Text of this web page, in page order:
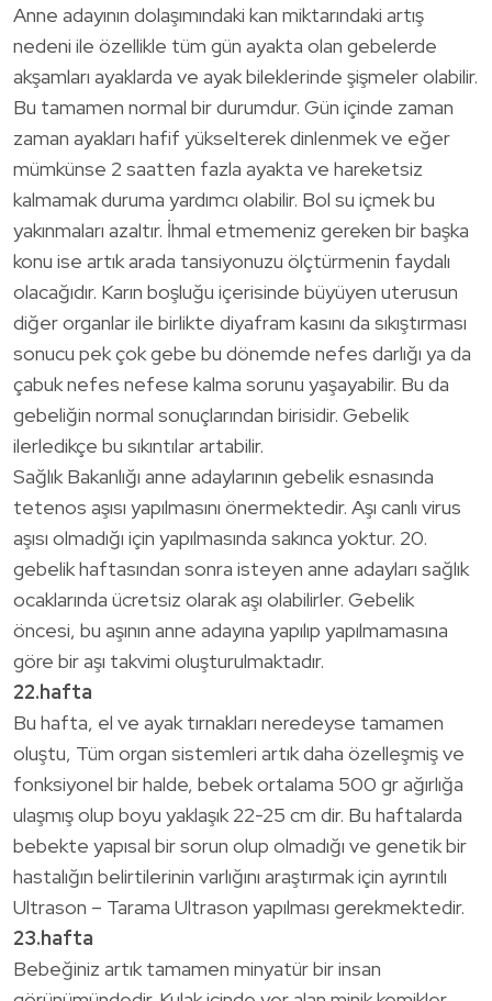
Anne adayının dolaşımındaki kan miktarındaki artış
nedeni ile özellikle tüm gün ayakta olan gebelerde
akşamları ayaklarda ve ayak bileklerinde şişmeler olabilir.
Bu tamamen normal bir durumdur. Gün içinde zaman
zaman ayakları hafif yükselterek dinlenmek ve eğer
mümkünse 2 saatten fazla ayakta ve hareketsiz
kalmamak duruma yardımcı olabilir. Bol su içmek bu
yakınmaları azaltır. İhmal etmemeniz gereken bir başka
konu ise artık arada tansiyonuzu ölçtürmenin faydalı
olacağıdır. Karın boşluğu içerisinde büyüyen uterusun
diğer organlar ile birlikte diyafram kasını da sıkıştırması
sonucu pek çok gebe bu dönemde nefes darlığı ya da
çabuk nefes nefese kalma sorunu yaşayabilir. Bu da
gebeliğin normal sonuçlarından birisidir. Gebelik
ilerledikçe bu sıkıntılar artabilir.
Sağlık Bakanlığı anne adaylarının gebelik esnasında
tetenos aşısı yapılmasını önermektedir. Aşı canlı virus
aşısı olmadığı için yapılmasında sakınca yoktur. 20.
gebelik haftasından sonra isteyen anne adayları sağlık
ocaklarında ücretsiz olarak aşı olabilirler. Gebelik
öncesi, bu aşının anne adayına yapılıp yapılmamasına
göre bir aşı takvimi oluşturulmaktadır.
22.hafta
Bu hafta, el ve ayak tırnakları neredeyse tamamen
oluştu, Tüm organ sistemleri artık daha özelleşmiş ve
fonksiyonel bir halde, bebek ortalama 500 gr ağırlığa
ulaşmış olup boyu yaklaşık 22-25 cm dir. Bu haftalarda
bebekte yapısal bir sorun olup olmadığı ve genetik bir
hastalığın belirtilerinin varlığını araştırmak için ayrıntılı
Ultrason – Tarama Ultrason yapılması gerekmektedir.
23.hafta
Bebeğiniz artık tamamen minyatür bir insan